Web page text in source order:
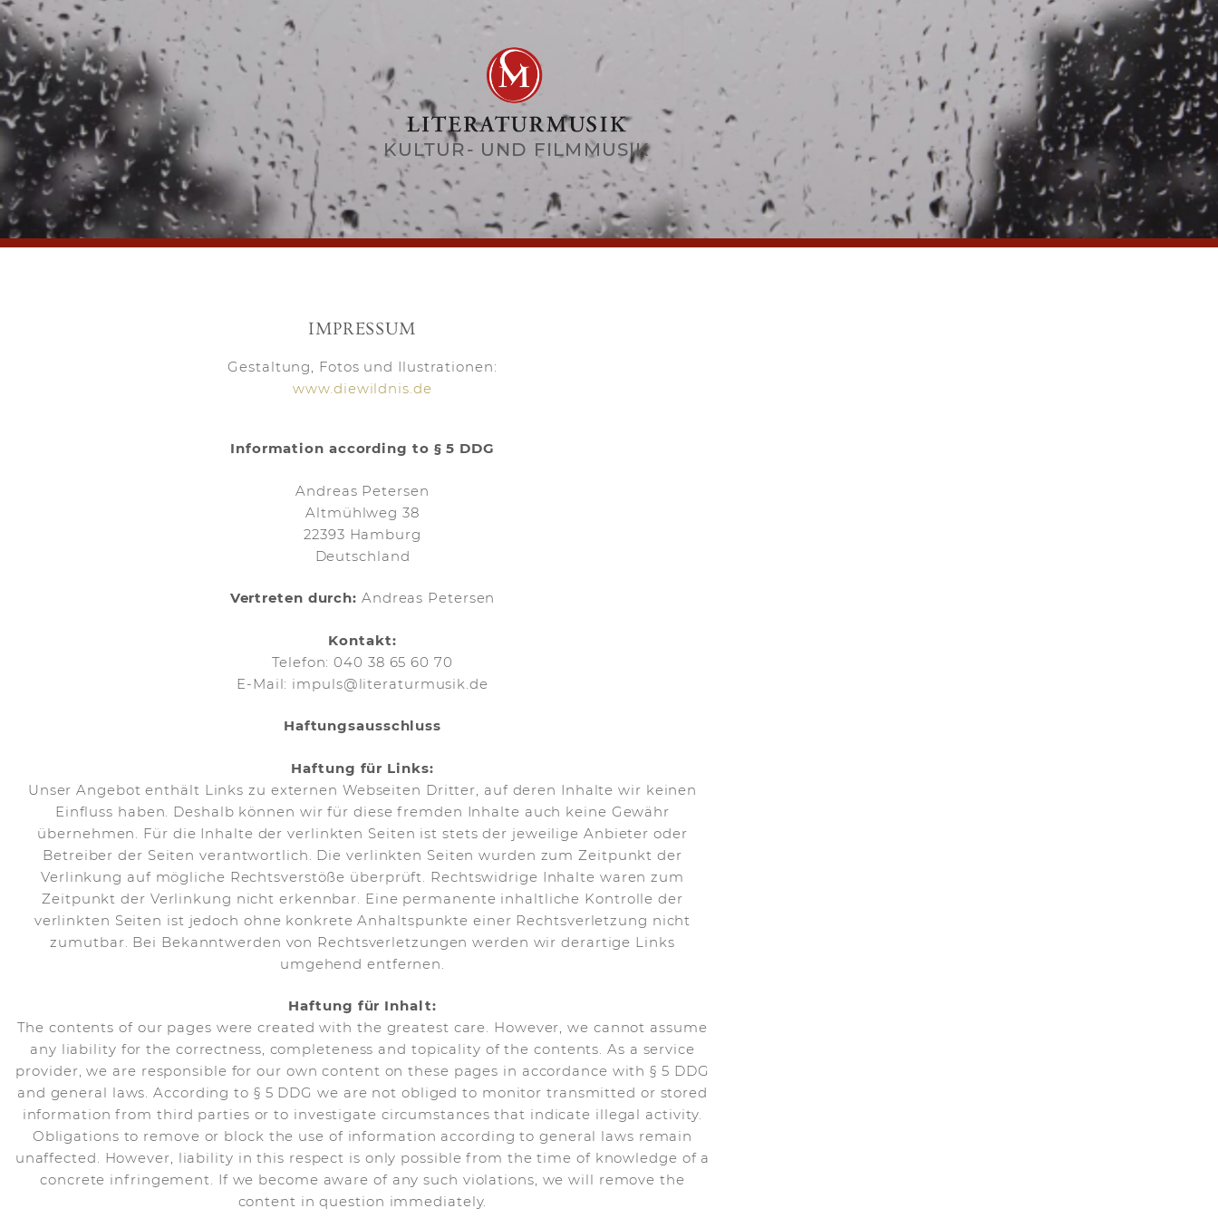
KULTUR- UND FILMMUSIK
IMPRESSUM
Gestaltung, Fotos und Ilustrationen:
www.diewildnis.de
Information according to § 5 DDG
Andreas Petersen
Altmühlweg 38
22393 Hamburg
Deutschland
Vertreten durch: Andreas Petersen
Kontakt:
Telefon: 040 38 65 60 70
E-Mail: impuls@literaturmusik.de
Haftungsausschluss
Haftung für Links:
Unser Angebot enthält Links zu externen Webseiten Dritter, auf deren Inhalte wir keinen
Einfluss haben. Deshalb können wir für diese fremden Inhalte auch keine Gewähr
übernehmen. Für die Inhalte der verlinkten Seiten ist stets der jeweilige Anbieter oder
Betreiber der Seiten verantwortlich. Die verlinkten Seiten wurden zum Zeitpunkt der
Verlinkung auf mögliche Rechtsverstöße überprüft. Rechtswidrige Inhalte waren zum
Zeitpunkt der Verlinkung nicht erkennbar. Eine permanente inhaltliche Kontrolle der
verlinkten Seiten ist jedoch ohne konkrete Anhaltspunkte einer Rechtsverletzung nicht
zumutbar. Bei Bekanntwerden von Rechtsverletzungen werden wir derartige Links
umgehend entfernen.
Haftung für Inhalt:
The contents of our pages were created with the greatest care. However, we cannot assume
any liability for the correctness, completeness and topicality of the contents. As a service
provider, we are responsible for our own content on these pages in accordance with § 5 DDG
and general laws. According to § 5 DDG we are not obliged to monitor transmitted or stored
information from third parties or to investigate circumstances that indicate illegal activity.
Obligations to remove or block the use of information according to general laws remain
unaffected. However, liability in this respect is only possible from the time of knowledge of a
concrete infringement. If we become aware of any such violations, we will remove the
content in question immediately.